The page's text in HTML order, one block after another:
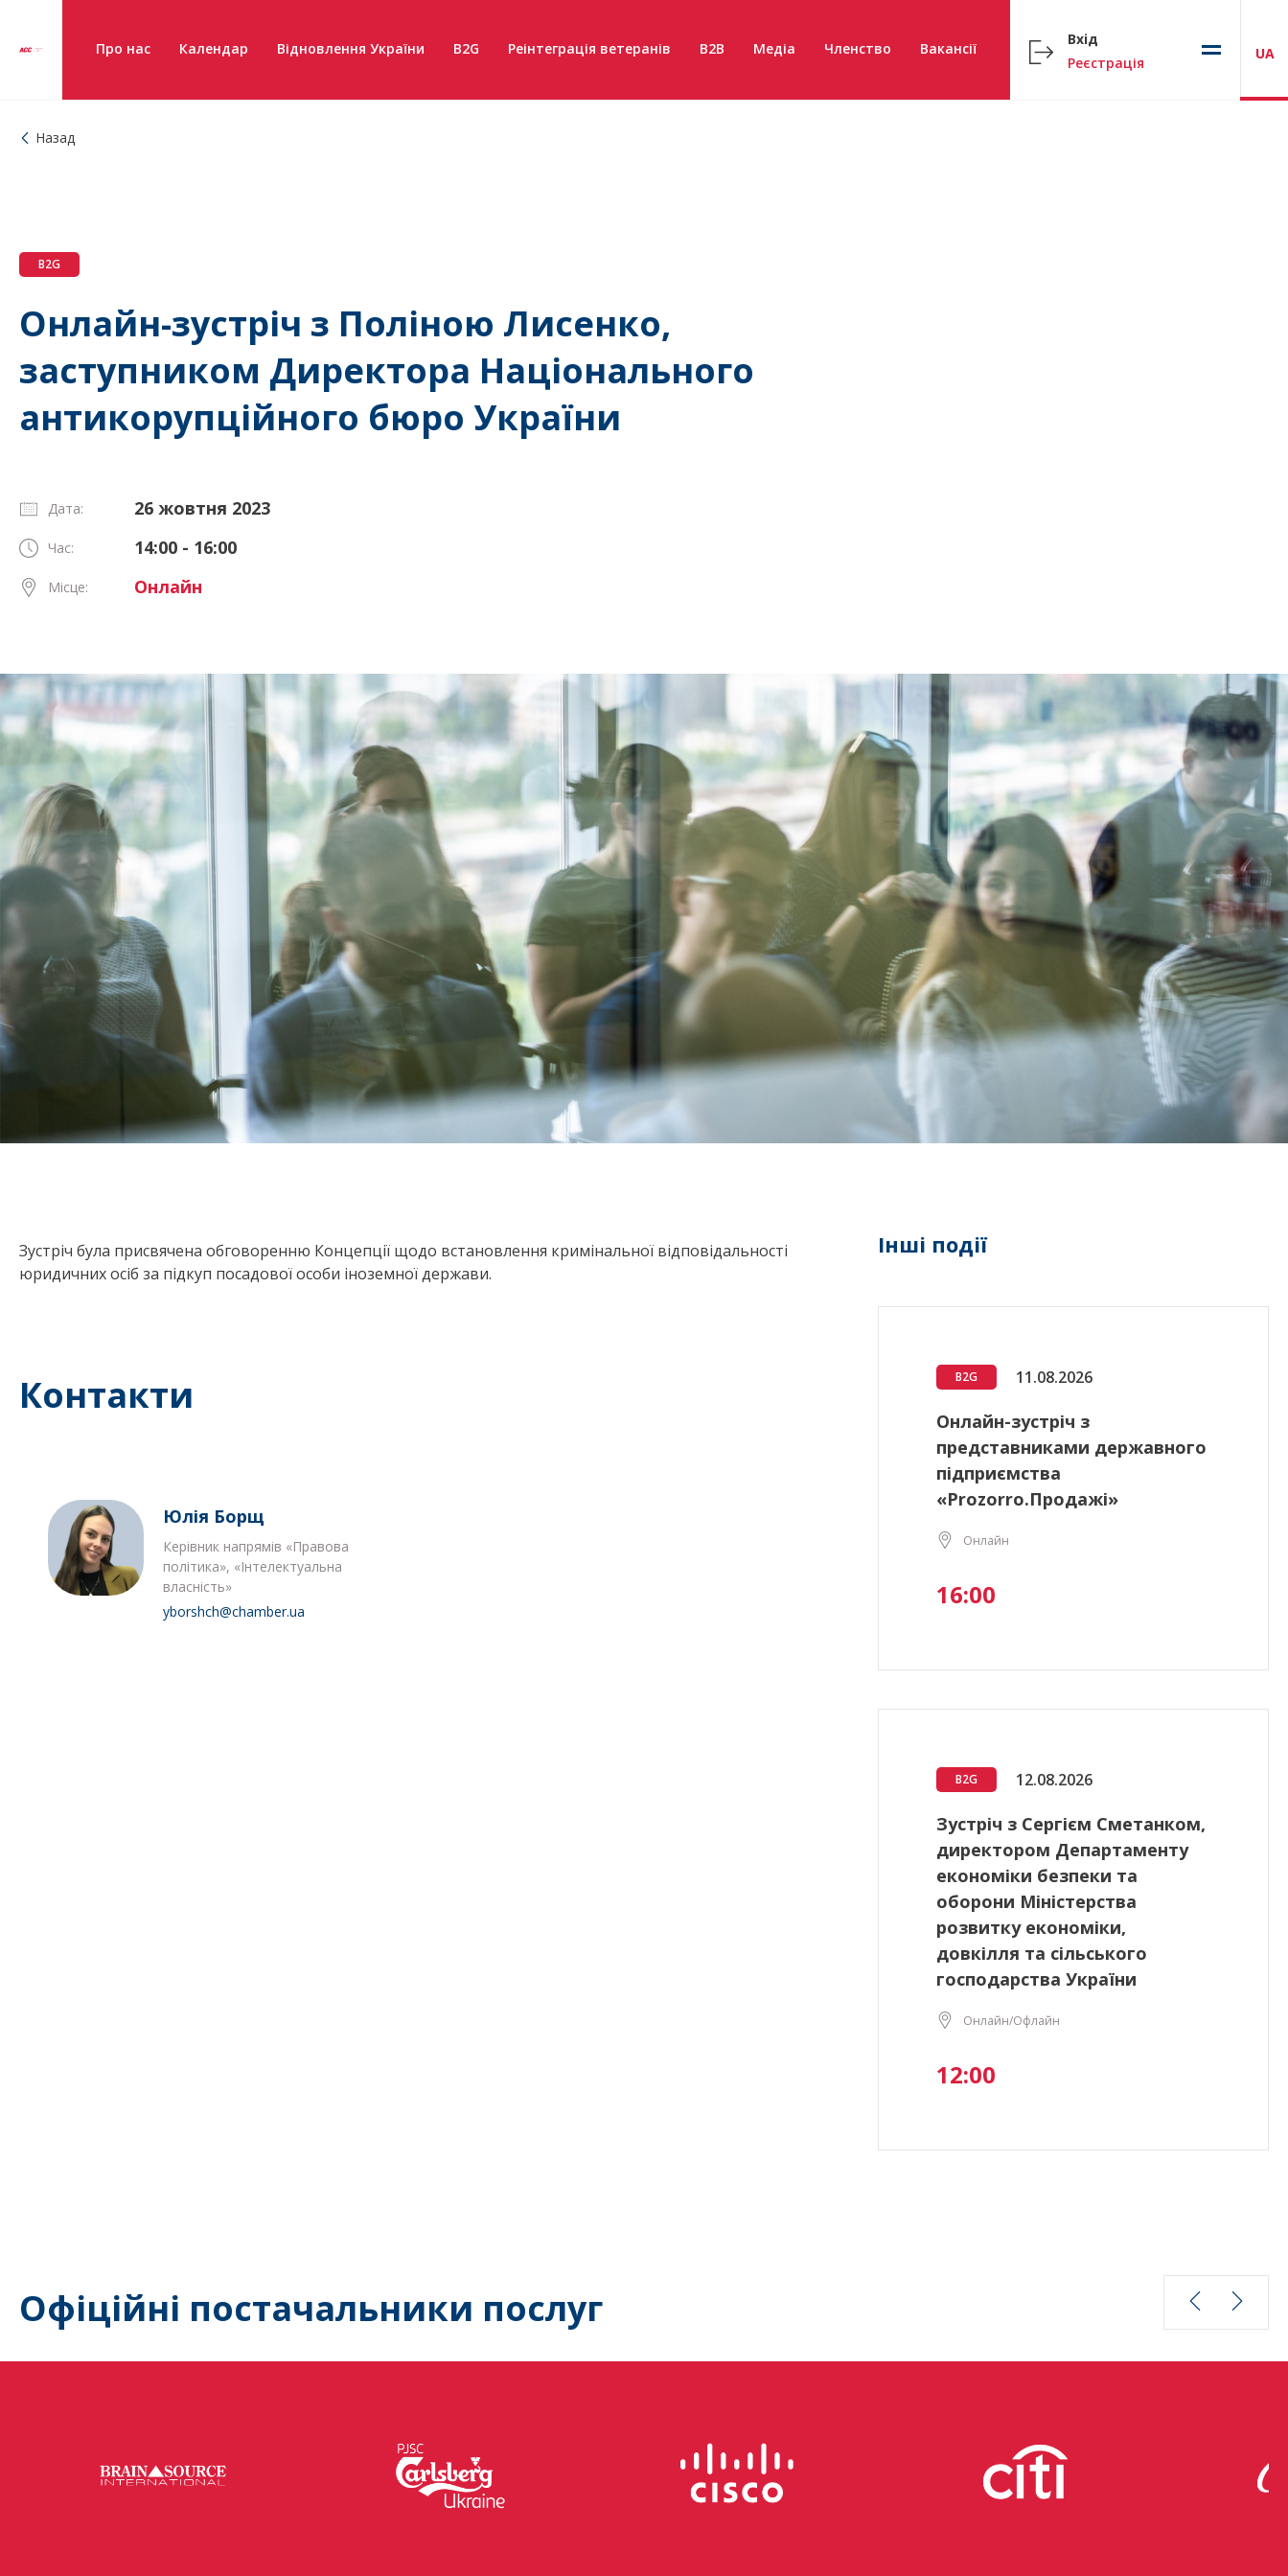
Про нас Календар Відновлення України B2G Реінтеграція ветеранів B2B Медіа Членство Вакансії
Вхід
Реєстрація
UA
Назад
B2G
Онлайн-зустріч з Поліною Лисенко,
заступником Директора Національного
антикорупційного бюро України
Дата: 26 жовтня 2023
Час: 14:00 - 16:00
Місце: Онлайн
Зустріч була присвячена обговоренню Концепції щодо встановлення кримінальної відповідальності
юридичних осіб за підкуп посадової особи іноземної держави.
Контакти
Юлія Борщ
Керівник напрямів «Правова
політика», «Інтелектуальна
власність»
yborshch@chamber.ua
Інші події
B2G 11.08.2026
Онлайн-зустріч з
представниками державного
підприємства
«Prozorro.Продажі»
Онлайн
16:00
B2G 12.08.2026
Зустріч з Сергієм Сметанком,
директором Департаменту
економіки безпеки та
оборони Міністерства
розвитку економіки,
довкілля та сільського
господарства України
Онлайн/Офлайн
12:00
Офіційні постачальники послуг